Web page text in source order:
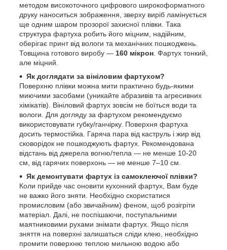
методом високоточного цифрового широкоформатного
друку наноситься зображення, зверху виріб ламінується
ще одним шаром прозорої захисної плівки. Така
структура фартуха робить його міцним, надійним,
оберігає принт від вологи та механічних пошкоджень.
Товщина готового виробу — 160 мікрон . Фартух тонкий,
але міцний.
Як доглядати за вініловим фартухом?
Поверхню плівки можна мити практично будь-якими
миючими засобами (уникайте абразивів та агресивних
хімікатів). Вініловий фартух зовсім не боїться води та
вологи. Для догляду за фартухом рекомендуємо
використовувати губку/ганчірку. Поверхня фартуха
досить термостійка. Гаряча пара від каструль і жир від
сковорідок не пошкоджують фартух. Рекомендована
відстань від джерела вогню/тепла — не менше 10-20
см, від гарячих поверхонь — не менше 7–10 см.
Як демонтувати фартух із самоклеючої плівки?
Коли прийде час оновити кухонний фартух, Вам буде
не важко його зняти. Необхідно скористатися
промисловим (або звичайним) феном, щоб розігріти
матеріал. Далі, не поспішаючи, поступальними
маятниковими рухами знімати фартух. Якщо після
зняття на поверхні залишаться сліди клею, необхідно
промити поверхню теплою мильною водою або